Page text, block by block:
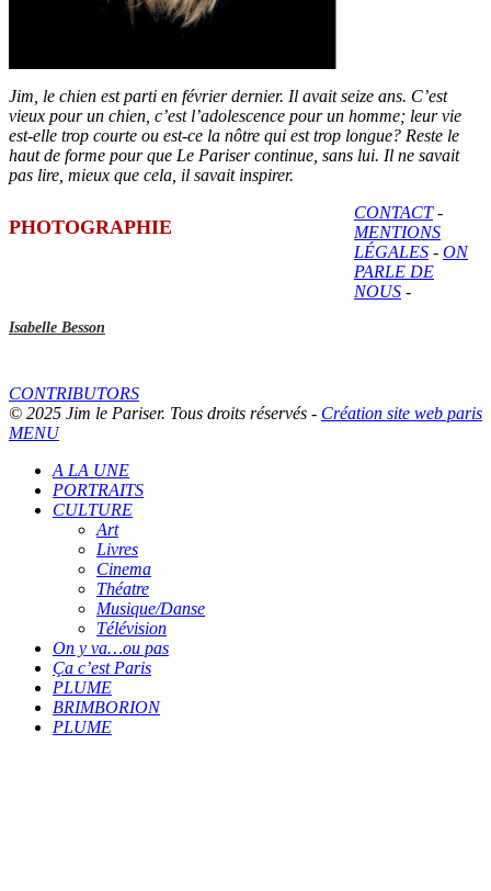
Jim, le chien est parti en février dernier. Il avait seize ans. C’est
vieux pour un chien, c’est l’adolescence pour un homme; leur vie
est-elle trop courte ou est-ce la nôtre qui est trop longue? Reste le
haut de forme pour que Le Pariser continue, sans lui. Il ne savait
pas lire, mieux que cela, il savait inspirer.
PHOTOGRAPHIE
Isabelle Besson
CONTACT-
MENTIONS
LÉGALES - ON
PARLE DE
NOUS -
CONTRIBUTORS
© 2025 Jim le Pariser. Tous droits réservés - Création site web paris
MENU
A LA UNE
PORTRAITS
CULTURE
Art
Livres
Cinema
Théatre
Musique/Danse
Télévision
On y va…ou pas
Ça c’est Paris
PLUME
BRIMBORION
PLUME